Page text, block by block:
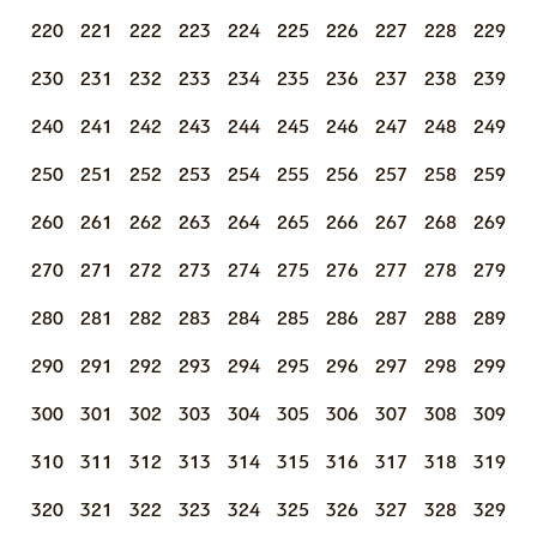
220 221 222 223 224 225 226 227 228 229
230 231 232 233 234 235 236 237 238 239
240 241 242 243 244 245 246 247 248 249
250 251 252 253 254 255 256 257 258 259
260 261 262 263 264 265 266 267 268 269
270 271 272 273 274 275 276 277 278 279
280 281 282 283 284 285 286 287 288 289
290 291 292 293 294 295 296 297 298 299
300 301 302 303 304 305 306 307 308 309
310 311 312 313 314 315 316 317 318 319
320 321 322 323 324 325 326 327 328 329